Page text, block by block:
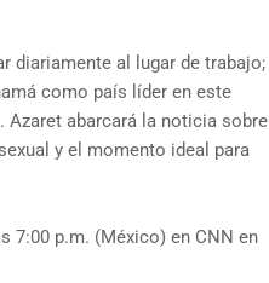
diariamente al lugar de trabajo;
como país líder en este
Azaret abarcará la noticia sobre
y el momento ideal para
7:00 p.m. (México) en CNN en